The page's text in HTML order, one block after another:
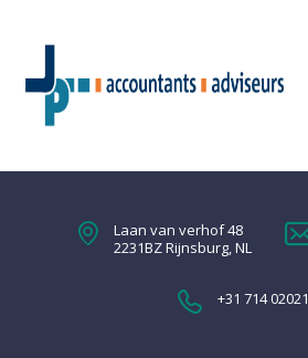
Laan van verhof 48
2231BZ Rijnsburg, NL
+31 714